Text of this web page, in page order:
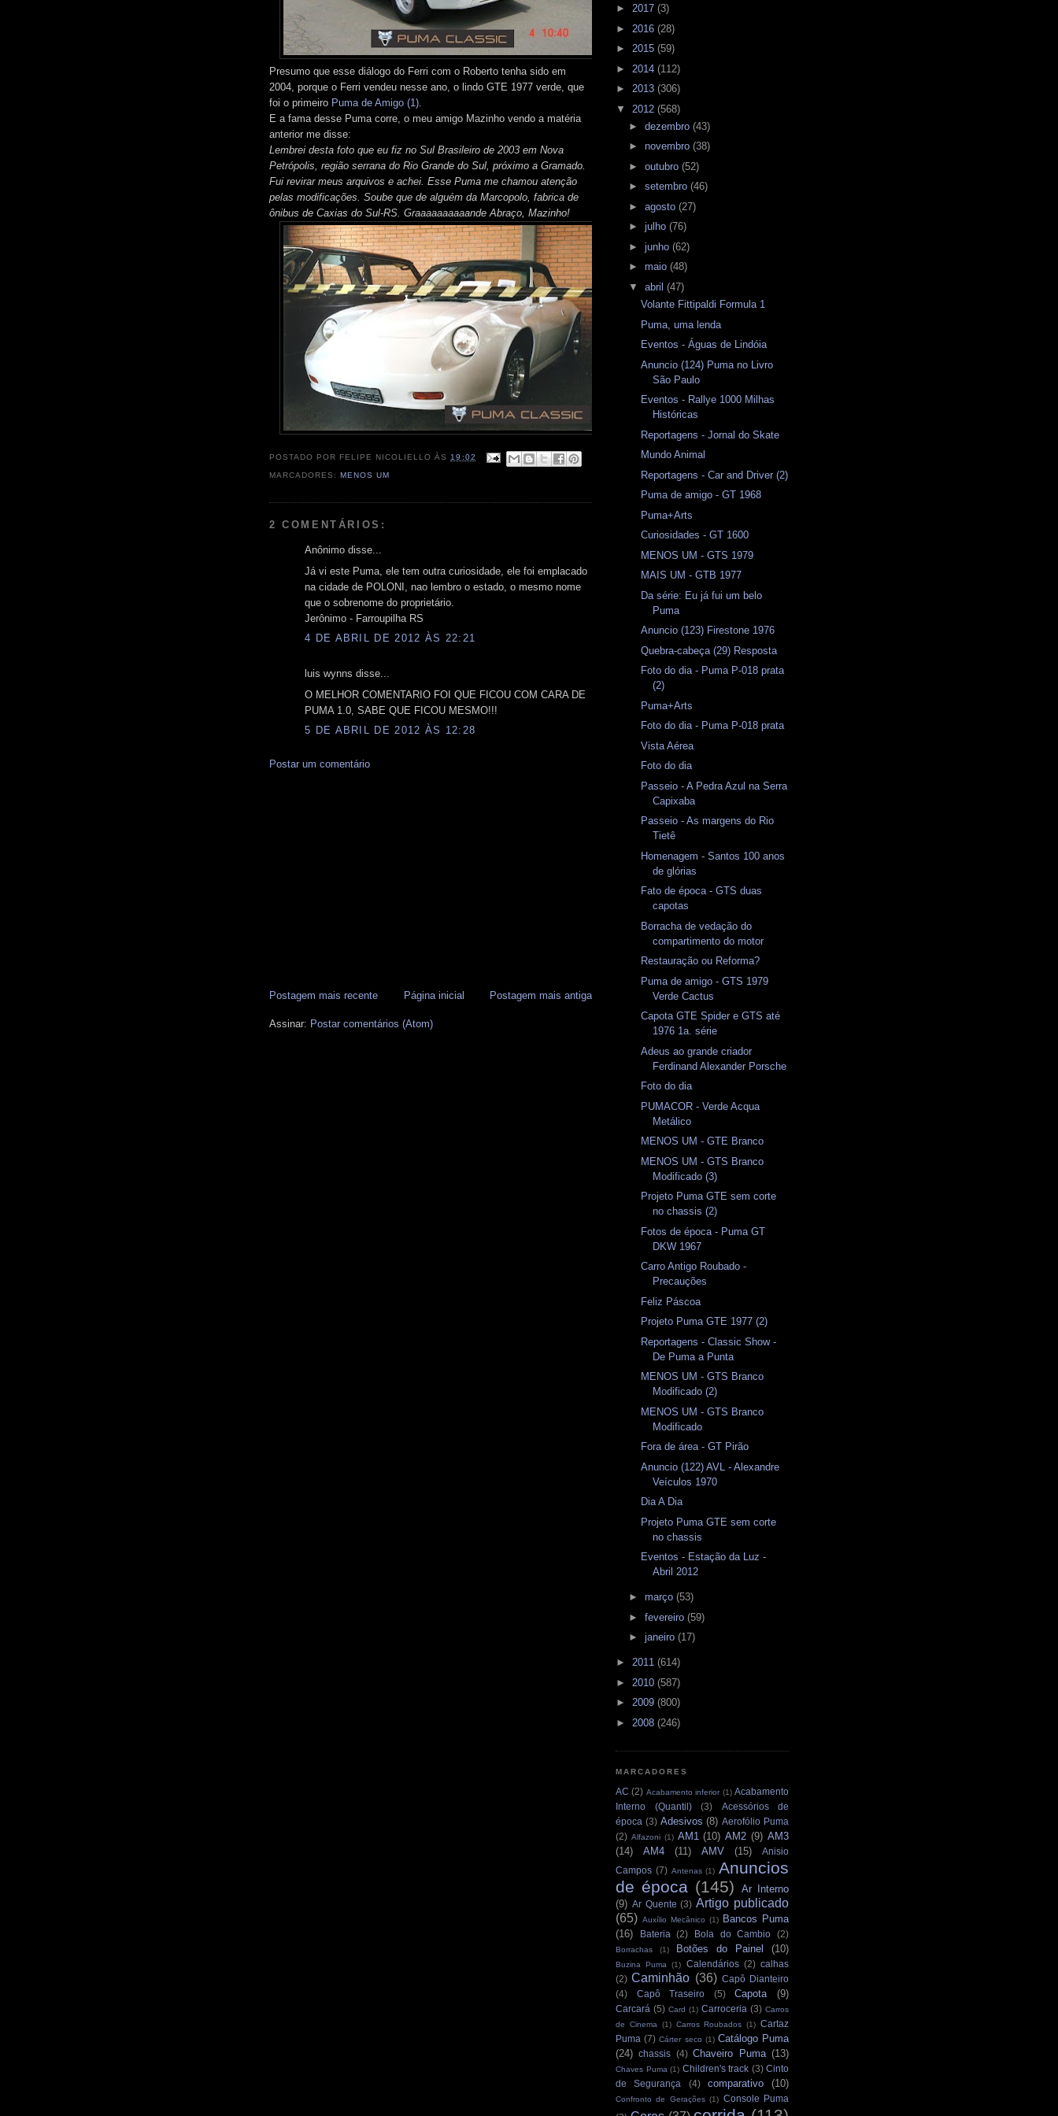
Presumo que esse diálogo do Ferri com o Roberto tenha sido em
2004, porque o Ferri vendeu nesse ano, o lindo GTE 1977 verde, que
foi o primeiro Puma de Amigo (1)
E a fama desse Puma corre, o meu amigo Mazinho vendo a matéria
anterior me disse:
Lembrei desta foto que eu fiz no Sul Brasileiro de 2003 em Nova
Petrópolis, região serrana do Rio Grande do Sul, próximo a Gramado.
Fui revirar meus arquivos e achei. Esse Puma me chamou atenção
pelas modificações. Soube que de alguém da Marcopolo, fabrica de
ônibus de Caxias do Sul-RS. Graaaaaaaaaande Abraço, Mazinho!
POSTADO POR FELIPE NICOLIELLO ÀS19:02
MARCADORES:MENOS UM
2 COMENTÁRIOS:
Anônimo disse...
Já vi este Puma, ele tem outra curiosidade, ele foi emplacado
na cidade de POLONI, nao lembro o estado, o mesmo nome
que o sobrenome do proprietário.
Jerônimo - Farroupilha RS
4 DE ABRIL DE 2012 ÀS 22:21
luis wynns disse...
O MELHOR COMENTARIO FOI QUE FICOU COM CARA DE
PUMA 1.0, SABE QUE FICOU MESMO!!!
5 DE ABRIL DE 2012 ÀS 12:28
Postar um comentário
Postagem mais recente Postagem mais antiga
Página inicial
Assinar: Postar comentários (Atom)
► 2017 (3)
► 2016 (28)
► 2015 (59)
► 2014 (112)
► 2013 (306)
▼ 2012 (568)
► dezembro (43)
► novembro (38)
► outubro (52)
► setembro (46)
► agosto (27)
► julho (76)
► junho (62)
► maio (48)
▼ abril (47)
Volante Fittipaldi Formula 1
Puma, uma lenda
Eventos - Águas de Lindóia
Anuncio (124) Puma no Livro
São Paulo
Eventos - Rallye 1000 Milhas
Históricas
Reportagens - Jornal do Skate
Mundo Animal
Reportagens - Car and Driver (2)
Puma de amigo - GT 1968
Puma+Arts
Curiosidades - GT 1600
MENOS UM - GTS 1979
MAIS UM - GTB 1977
Da série: Eu já fui um belo
Puma
Anuncio (123) Firestone 1976
Quebra-cabeça (29) Resposta
Foto do dia - Puma P-018 prata
(2)
Puma+Arts
Foto do dia - Puma P-018 prata
Vista Aérea
Foto do dia
Passeio - A Pedra Azul na Serra
Capixaba
Passeio - As margens do Rio
Tietê
Homenagem - Santos 100 anos
de glórias
Fato de época - GTS duas
capotas
Borracha de vedação do
compartimento do motor
Restauração ou Reforma?
Puma de amigo - GTS 1979
Verde Cactus
Capota GTE Spider e GTS até
1976 1a. série
Adeus ao grande criador
Ferdinand Alexander Porsche
Foto do dia
PUMACOR - Verde Acqua
Metálico
MENOS UM - GTE Branco
MENOS UM - GTS Branco
Modificado (3)
Projeto Puma GTE sem corte
no chassis (2)
Fotos de época - Puma GT
DKW 1967
Carro Antigo Roubado -
Precauções
Feliz Páscoa
Projeto Puma GTE 1977 (2)
Reportagens - Classic Show -
De Puma a Punta
MENOS UM - GTS Branco
Modificado (2)
MENOS UM - GTS Branco
Modificado
Fora de área - GT Pirão
Anuncio (122) AVL - Alexandre
Veículos 1970
Dia A Dia
Projeto Puma GTE sem corte
no chassis
Eventos - Estação da Luz -
Abril 2012
► março (53)
► fevereiro (59)
► janeiro (17)
► 2011 (614)
► 2010 (587)
► 2009 (800)
► 2008 (246)
MARCADORES
AC (2) Acabamento inferior (1) Acabamento
Interno (Quantil)
(3)
Acessórios de
época (3) Adesivos (8) Aerofólio Puma
(2) Alfazoni (1) AM1 (10) AM2 (9) AM3
(14)
AM4 (11) AMV (15)
Anisio
Campos (7) Antenas (1) Anuncios
de época (145)
Ar Interno
(9) Ar Quente (3) Artigo publicado
(65) Auxílio Mecânico (1)
Bancos Puma
(16)
Bateria (2) Bola do Cambio (2)
Borrachas (1) Botões do Painel (10)
Buzina Puma (1) Calendários (2) calhas
(2) Caminhão (36) Capô Dianteiro
(4)
Capô Traseiro (5) Capota (9)
Carcará (5) Card (1) Carroceria (3) Carros
de Cinema
(1) Carros Roubados (1) Cartaz
Puma (7) Cárter seco (1) Catálogo Puma
(24) chassis (4) Chaveiro Puma (13)
Chaves Puma (1) Children's track (3) Cinto
de Segurança
(4) comparativo (10)
Confronto de Gerações (1) Console Puma